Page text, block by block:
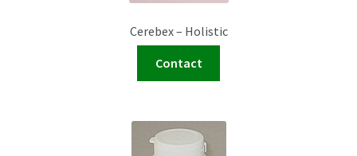
Cerebex – Holistic
Contact